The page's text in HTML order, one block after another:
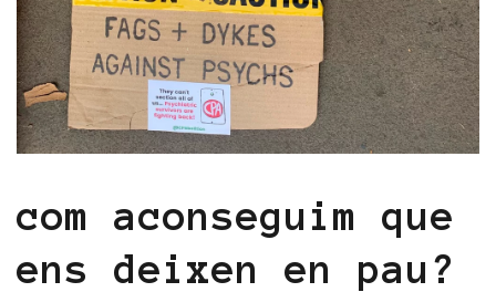
com aconseguim que
ens deixen en pau?